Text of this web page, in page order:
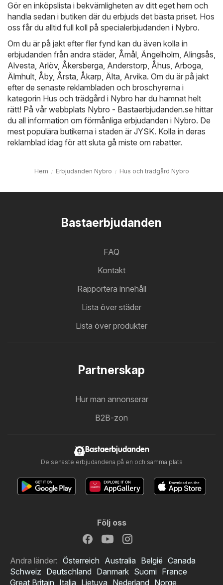
Gör en inköpslista i bekvämligheten av ditt eget hem och
handla sedan i butiken där du erbjuds det bästa priset. Hos
oss får du alltid full koll på specialerbjudanden i Nybro.
Om du är på jakt efter fler fynd kan du även kolla in
erbjudanden från andra städer, Åmål, Ängelholm, Alingsås,
Alvesta, Arlöv, Åkersberga, Anderstorp, Åhus, Arboga,
Älmhult, Åby, Årsta, Åkarp, Älta, Arvika. Om du är på jakt
efter de senaste reklambladen och broschyrerna i
kategorin Hus och trädgård i Nybro har du hamnat helt
rätt! På vår webbplats Nybro - Bastaerbjudanden.se hittar
du all information om förmånliga erbjudanden i Nybro. De
mest populära butikerna i staden är JYSK. Kolla in deras
reklamblad idag för att sluta gå miste om rabatter.
Hem Erbjudanden Nybro Hus och trädgård Nybro
Bastaerbjudanden
FAQ
Kontakt
Rapportera innehåll
Lista över städer
Lista över produkter
Partnerskap
Hur man annonserar
B2B-zon
Bastaerbjudanden
De senaste erbjudandena på en och samma plats
Följ oss
Andra länder: Österreich Australia België Canada
Schweiz Deutschland Danmark Suomi France
Great Britain Italia Lietuva Nederland Norge